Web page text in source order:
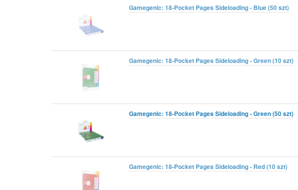
Gamegenic: 18-Pocket Pages Sideloading - Blue (50 szt)
Gamegenic: 18-Pocket Pages Sideloading - Green (10 szt)
Gamegenic: 18-Pocket Pages Sideloading - Green (50 szt)
Gamegenic: 18-Pocket Pages Sideloading - Red (10 szt)